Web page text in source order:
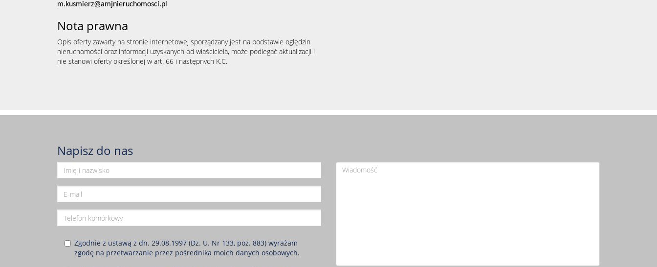
m.kusmierz@amjnieruchomosci.pl
Nota prawna
Opis oferty zawarty na stronie internetowej sporządzany jest na podstawie oględzin
nieruchomości oraz informacji uzyskanych od właściciela, może podlegać aktualizacji i
nie stanowi oferty określonej w art. 66 i następnych K.C.
Napisz do nas
Zgodnie z ustawą z dn. 29.08.1997 (Dz. U. Nr 133, poz. 883) wyrażam
zgodę na przetwarzanie przez pośrednika moich danych osobowych.